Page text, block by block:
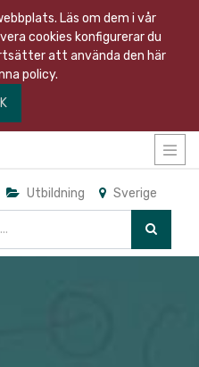
Läs om dem i vår
cookies konfigurerar du
att använda den här
policy.
Utbildning Sverige